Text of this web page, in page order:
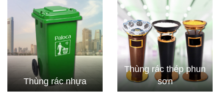
Thùng rác nhựa
Thùng rác thép phun
sơn